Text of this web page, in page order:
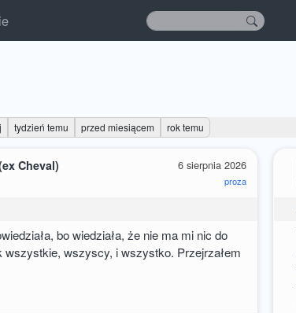
tydzień temu przed miesiącem rok temu
6 sierpnia 2026
proza
Cheval)
bo wiedziała, że nie ma mi nic do
wszystkie, wszyscy, i wszystko. Przejrzałem